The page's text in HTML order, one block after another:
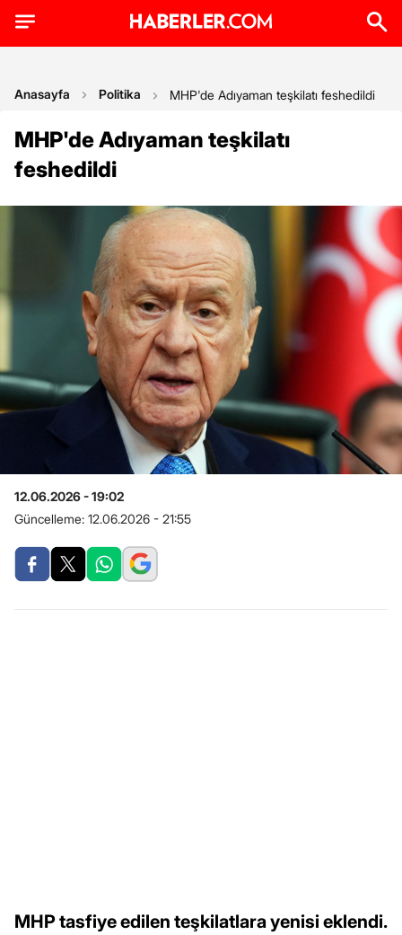
Anasayfa Politika MHP'de Adıyaman teşkilatı feshedildi
MHP'de Adıyaman teşkilatı
feshedildi
12.06.2026 - 19:02
Güncelleme: 12.06.2026 - 21:55
MHP tasfiye edilen teşkilatlara yenisi eklendi.